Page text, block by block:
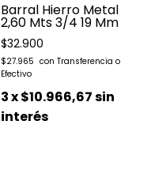
Barral Hierro Metal
2,60 Mts 3/4 19 Mm
$32.900
$27.965
3x$10.966,67sin
interés